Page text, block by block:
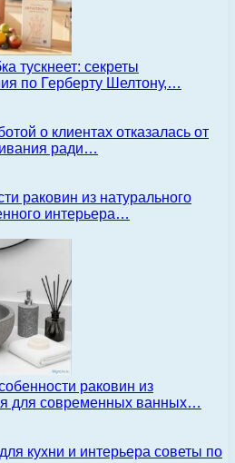
тускнеет: секреты
по Герберту Шелтону,…
о клиентах отказалась от
ради…
раковин из натурального
интерьера…
раковин из
для современных ванных…
кухни и интерьера советы по